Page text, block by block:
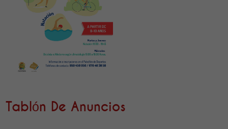
Tablón De Anuncios